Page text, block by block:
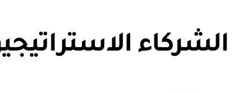
الشركاء